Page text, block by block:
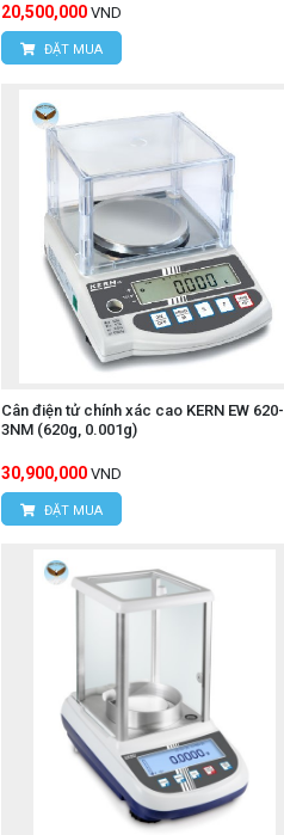
20,500,000 VND
ĐẶT MUA
Cân điện tử chính xác cao KERN EW 620-
3NM (620g, 0.001g)
30,900,000 VND
ĐẶT MUA